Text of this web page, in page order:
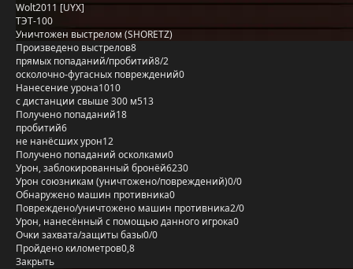
Wolt2011 [UYX]
ТЭТ-100
Уничтожен выстрелом (SHORETZ)
Произведено выстрелов8
прямых попаданий/пробитий8/2
осколочно-фугасных повреждений0
Нанесение урона1010
с дистанции свыше 300 м513
Получено попаданий18
пробитий6
не нанёсших урон12
Получено попаданий осколками0
Урон, заблокированный бронёй6230
Урон союзникам (уничтожено/повреждений)0/0
Обнаружено машин противника0
Повреждено/уничтожено машин противника2/0
Урон, нанесённый с помощью данного игрока0
Очки захвата/защиты базы0/0
Пройдено километров0,8
Закрыть